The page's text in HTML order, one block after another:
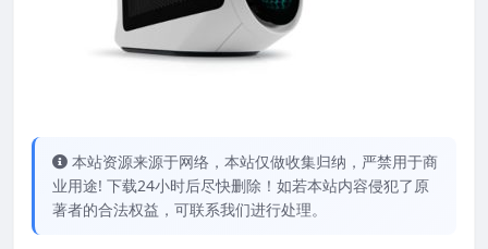
本站资源来源于网络，本站仅做收集归纳，严禁用于商
业用途! 下载24小时后尽快删除！如若本站内容侵犯了原
著者的合法权益，可联系我们进行处理。